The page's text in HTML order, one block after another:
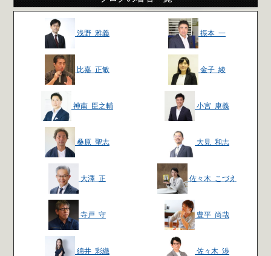
浅野 雅義 振本 一
比嘉 正敏 金子 綾
神南 臣之輔 小宮 康義
桑原 聖志 大見 和志
大澤 正 佐々木 こづえ
寺戸 守 豊平 尚哉
綿井 彩織 佐々木 渉